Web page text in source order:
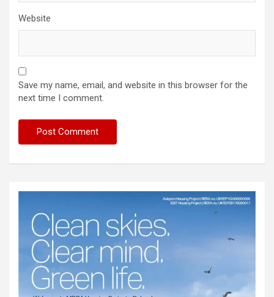
Website
Save my name, email, and website in this browser for the
next time I comment.